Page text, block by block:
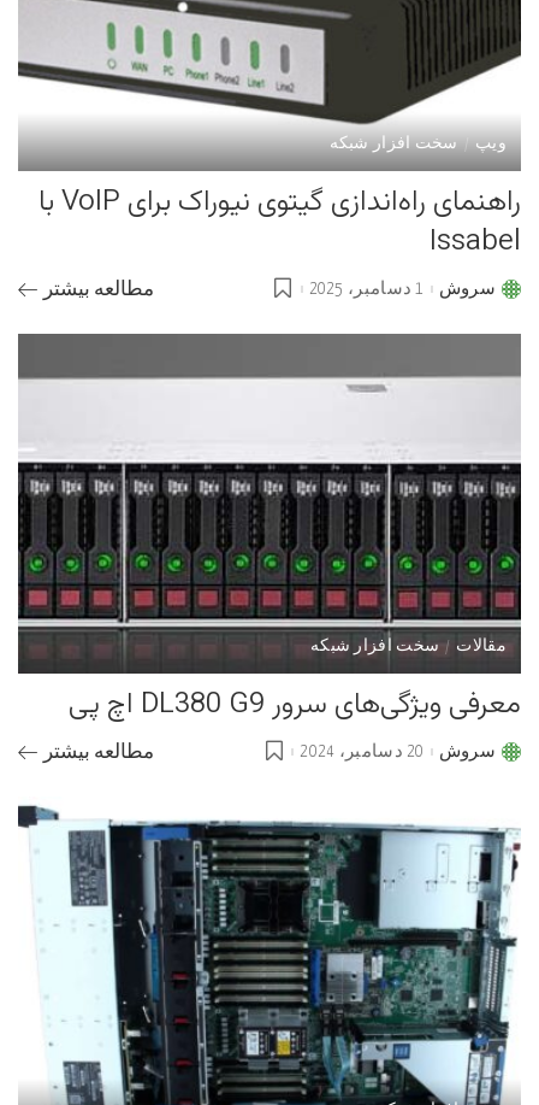
ویپ سخت افزار شبکه
راهنمای راه‌اندازی گیتوی نیوراک برای VoIP با
Issabel
Postedسروش 1 دسامبر، 2025 مطالعه بیشتر
مقالات سخت افزار شبکه
معرفی ویژگی‌های سرور DL380 G9 اچ پی
Postedسروش 20 دسامبر، 2024 مطالعه بیشتر